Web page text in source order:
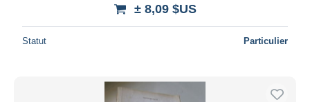
± 8,09 $US
Statut Particulier